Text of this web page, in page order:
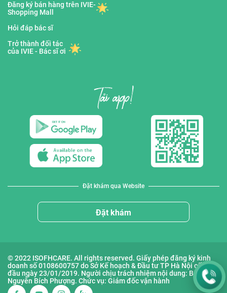
Đăng ký bán hàng trên IVIE-
Shopping Mall
Hỏi đáp bác sĩ
Trở thành đối tác
của IVIE - Bác sĩ ơi
Đặt khám qua Website
Đặt khám
© 2022 ISOFHCARE. All rights reserved. Giấy phép đăng ký kinh
doanh số 0108600757 do Sở Kế hoạch & Đầu tư TP Hà Nội cấp lần
đầu ngày 23/01/2019. Người chịu trách nhiệm nội dung: Bà
Nguyễn Bích Phượng. Chức vụ: Giám đốc vận hành